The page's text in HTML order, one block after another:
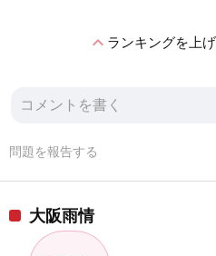
expand_lessランキングを上
問題を報告する
大阪雨情